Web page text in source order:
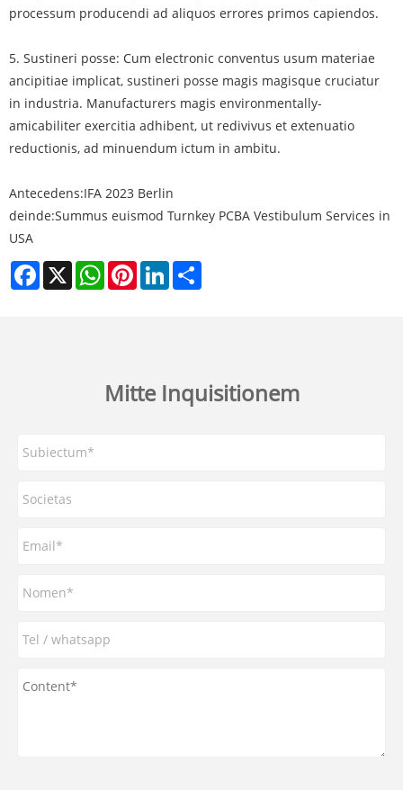
processum producendi ad aliquos errores primos capiendos.
5. Sustineri posse: Cum electronic conventus usum materiae
ancipitiae implicat, sustineri posse magis magisque cruciatur
in industria. Manufacturers magis environmentally-
amicabiliter exercitia adhibent, ut redivivus et extenuatio
reductionis, ad minuendum ictum in ambitu.
Antecedens:IFA 2023 Berlin
deinde:Summus euismod Turnkey PCBA Vestibulum Services in
USA
Facebook
X WhatsAppPinterestLinkedIn
Mitte Inquisitionem